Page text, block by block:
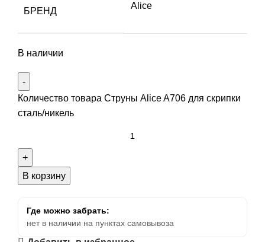
БРЕНД
Alice
В наличии
Количество товара Струны Alice A706 для скрипки
сталь/никель
В корзину
Где можно забрать:
нет в наличии на пунктах самовывоза